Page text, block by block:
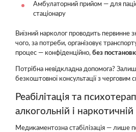
Амбулаторний прийом — для
стаціонару
Виїзний нарколог проводить первинне
чого, за потреби, організовує
процес — конфіденційно, без
Потрібна невідкладна допомога?
безкоштовної консультації з черговим
Реабілітація та
алкогольній і
Медикаментозна стабілізація — лише